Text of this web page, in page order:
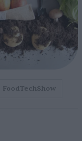
FoodTechShow